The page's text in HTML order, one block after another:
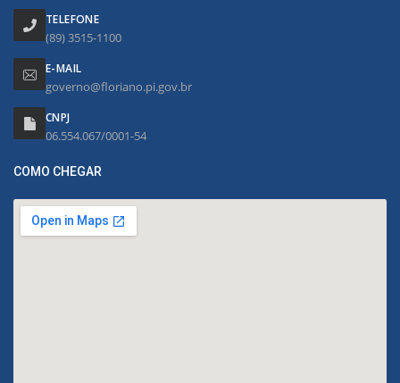
TELEFONE
(89) 3515-1100
E-MAIL
governo@floriano.pi.gov.br
CNPJ
06.554.067/0001-54
COMO CHEGAR